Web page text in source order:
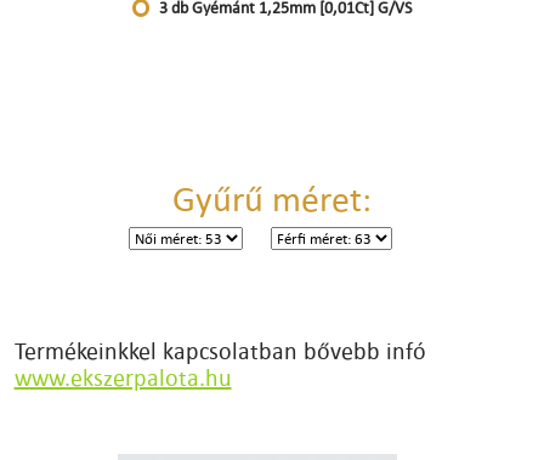
3 db Gyémánt 1,25mm [0,01Ct] G/VS
Gyűrű méret:
Termékeinkkel kapcsolatban bővebb infó
www.ekszerpalota.hu